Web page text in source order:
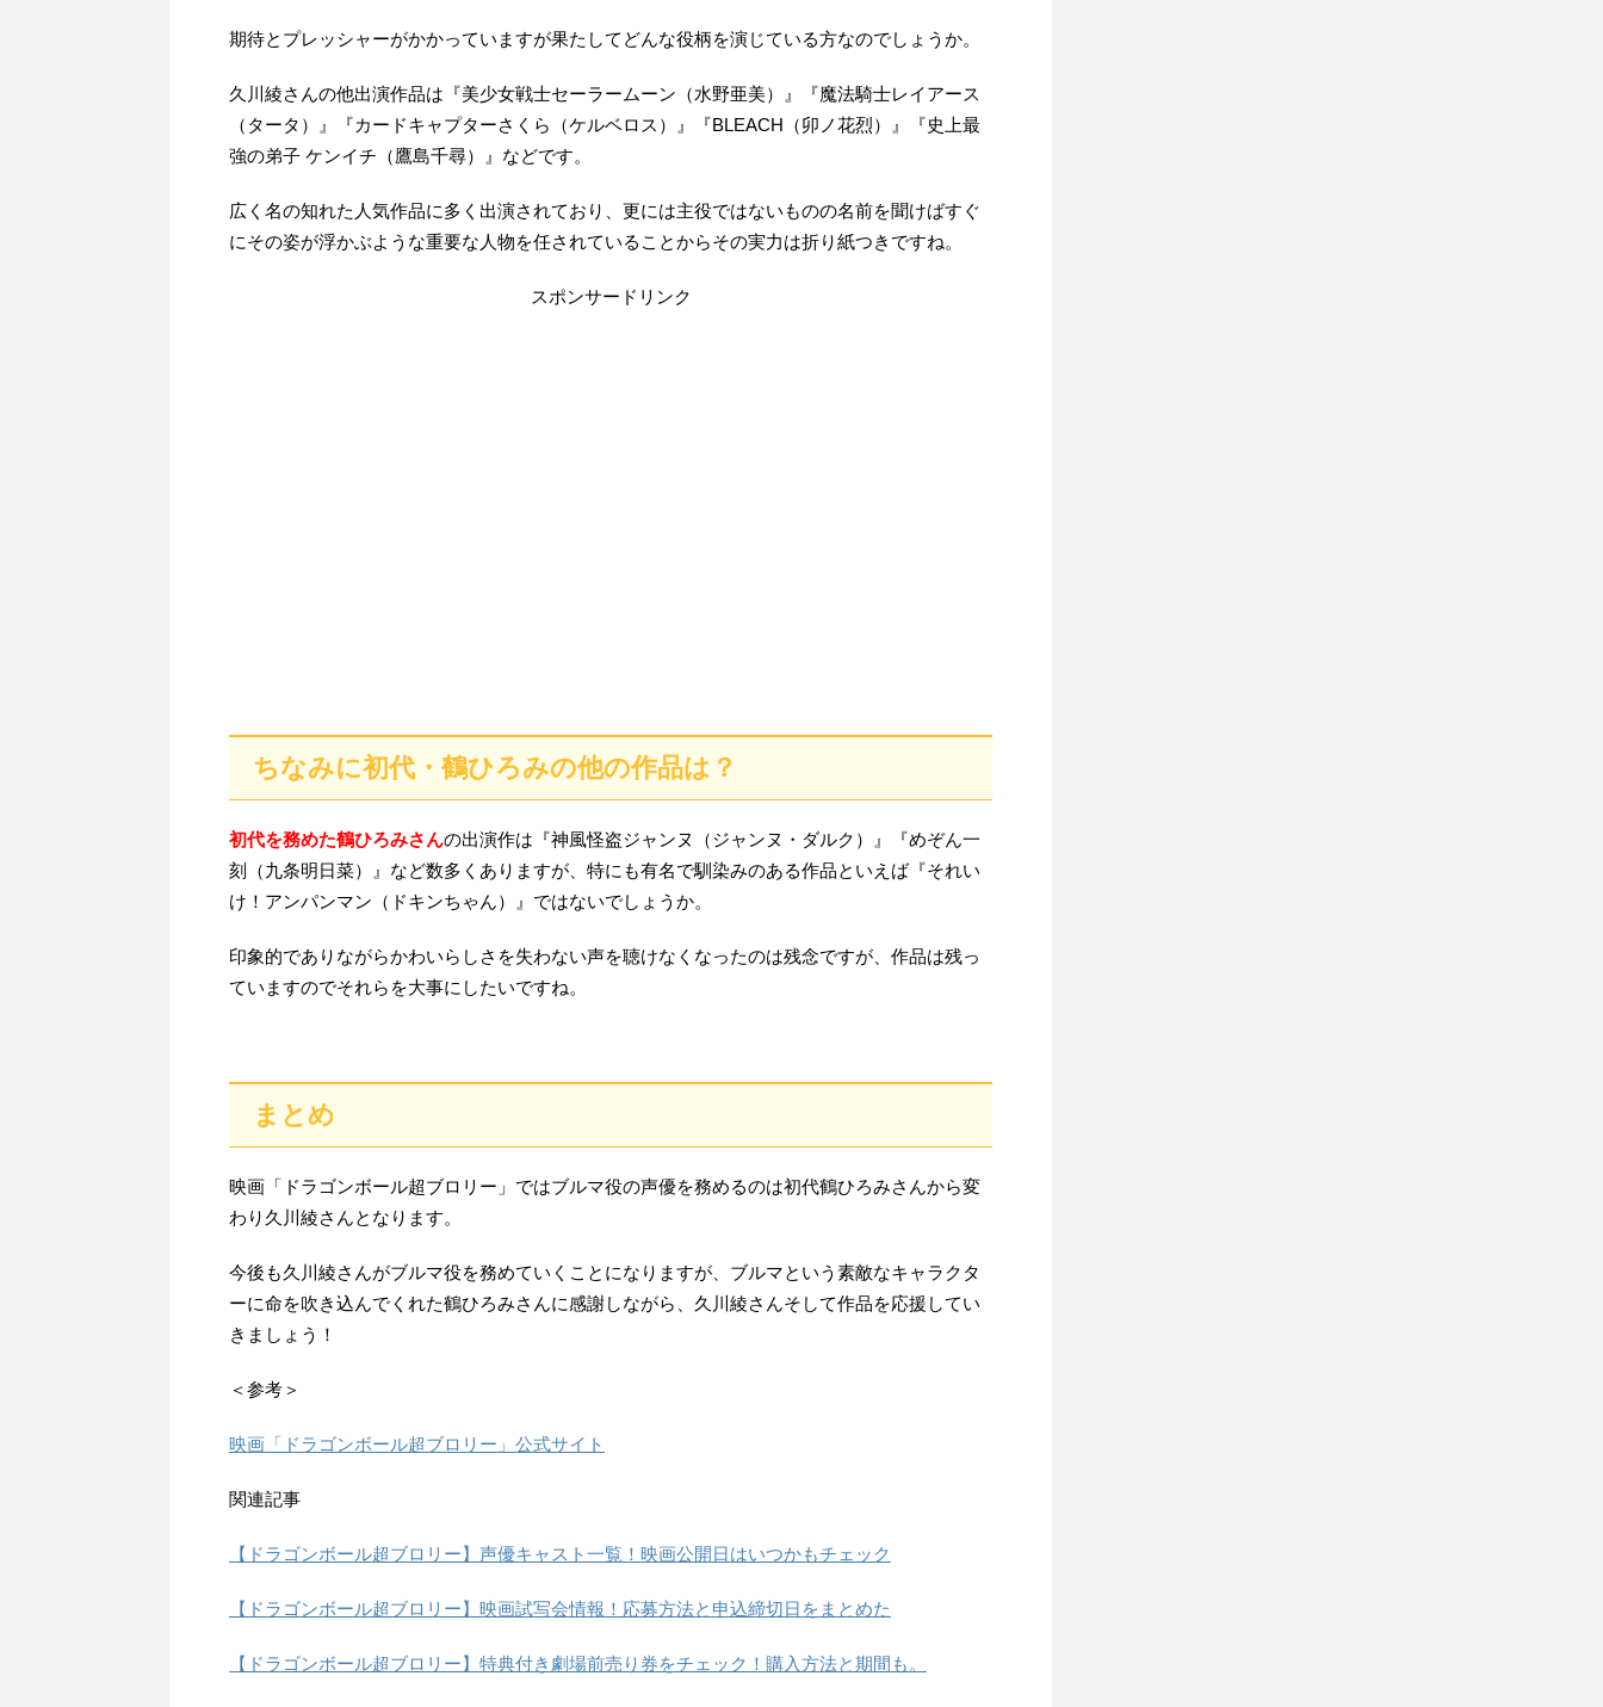
期待とプレッシャーがかかっていますが果たしてどんな役柄を演じている方なのでしょうか。
久川綾さんの他出演作品は『美少女戦士セーラームーン（水野亜美）』『魔法騎士レイアース
（タータ）』『カードキャプターさくら（ケルベロス）』『BLEACH（卯ノ花烈）』『史上最
強の弟子 ケンイチ（鷹島千尋）』などです。
広く名の知れた人気作品に多く出演されており、更には主役ではないものの名前を聞けばすぐ
にその姿が浮かぶような重要な人物を任されていることからその実力は折り紙つきですね。
スポンサードリンク
ちなみに初代・鶴ひろみの他の作品は？
初代を務めた鶴ひろみさんの出演作は『神風怪盗ジャンヌ（ジャンヌ・ダルク）』『めぞん一
刻（九条明日菜）』など数多くありますが、特にも有名で馴染みのある作品といえば『それい
け！アンパンマン（ドキンちゃん）』ではないでしょうか。
印象的でありながらかわいらしさを失わない声を聴けなくなったのは残念ですが、作品は残っ
ていますのでそれらを大事にしたいですね。
まとめ
映画「ドラゴンボール超ブロリー」ではブルマ役の声優を務めるのは初代鶴ひろみさんから変
わり久川綾さんとなります。
今後も久川綾さんがブルマ役を務めていくことになりますが、ブルマという素敵なキャラクタ
ーに命を吹き込んでくれた鶴ひろみさんに感謝しながら、久川綾さんそして作品を応援してい
きましょう！
＜参考＞
映画「ドラゴンボール超ブロリー」公式サイト
関連記事
【ドラゴンボール超ブロリー】声優キャスト一覧！映画公開日はいつかもチェック
【ドラゴンボール超ブロリー】映画試写会情報！応募方法と申込締切日をまとめた
【ドラゴンボール超ブロリー】特典付き劇場前売り券をチェック！購入方法と期間も。